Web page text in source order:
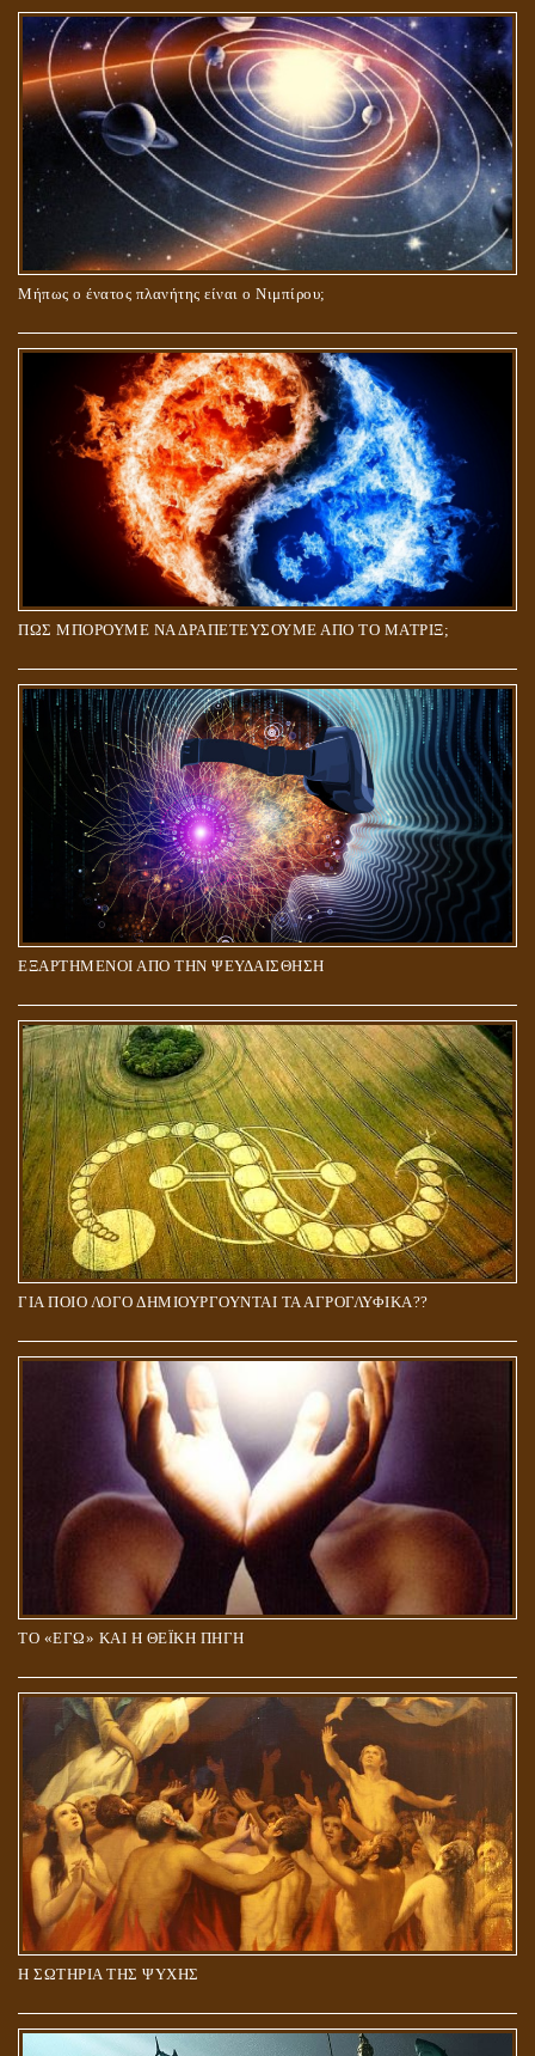
Μήπως ο ένατος πλανήτης είναι ο Νιμπίρου;
ΠΩΣ ΜΠΟΡΟΥΜΕ ΝΑ ΔΡΑΠΕΤΕΥΣΟΥΜΕ ΑΠΟ ΤΟ ΜΑΤΡΙΞ;
ΕΞΑΡΤΗΜΕΝΟΙ ΑΠΟ ΤΗΝ ΨΕΥΔΑΙΣΘΗΣΗ
ΓΙΑ ΠΟΙΟ ΛΟΓΟ ΔΗΜΙΟΥΡΓΟΥΝΤΑΙ ΤΑ ΑΓΡΟΓΛΥΦΙΚΑ??
ΤΟ «ΕΓΩ» ΚΑΙ Η ΘΕΪΚΗ ΠΗΓΗ
Η ΣΩΤΗΡΙΑ ΤΗΣ ΨΥΧΗΣ